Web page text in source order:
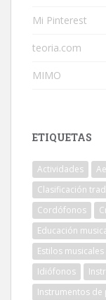
Mi Pinterest
teoria.com
MIMO
ETIQUETAS
Actividades
Clasificación
Cordófonos
Educación
Estilos musicales
Idiófonos
Instrumentos de